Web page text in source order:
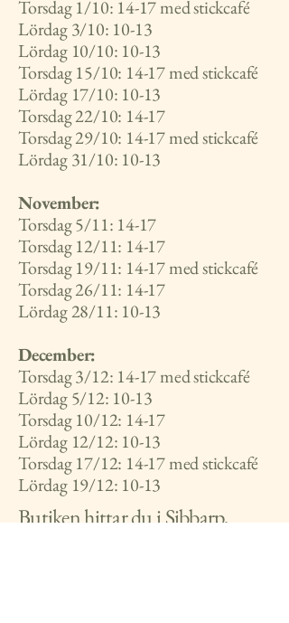
Torsdag 1/10: 14-17 med stickcafé
Lördag 3/10: 10-13
Lördag 10/10: 10-13
Torsdag 15/10: 14-17 med stickcafé
Lördag 17/10: 10-13
Torsdag 22/10: 14-17
Torsdag 29/10: 14-17 med stickcafé
Lördag 31/10: 10-13
November:
Torsdag 5/11: 14-17
Torsdag 12/11: 14-17
Torsdag 19/11: 14-17 med stickcafé
Torsdag 26/11: 14-17
Lördag 28/11: 10-13
December:
Torsdag 3/12: 14-17 med stickcafé
Lördag 5/12: 10-13
Torsdag 10/12: 14-17
Lördag 12/12: 10-13
Torsdag 17/12: 14-17 med stickcafé
Lördag 19/12: 10-13
Butiken hittar du i Sibbarp,